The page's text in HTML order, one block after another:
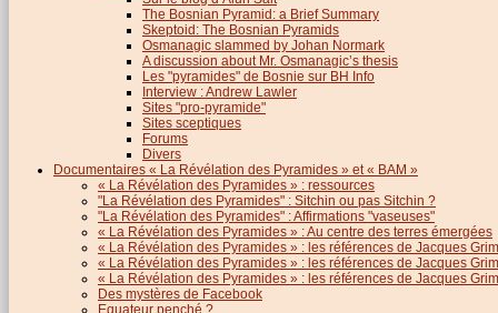
The Bosnian Pyramid: a Brief Summary
Skeptoid: The Bosnian Pyramids
Osmanagic slammed by Johan Normark
A discussion about Mr. Osmanagic’s thesis
Les "pyramides" de Bosnie sur BH Info
Interview : Andrew Lawler
Sites "pro-pyramide"
Sites sceptiques
Forums
Divers
Documentaires « La Révélation des Pyramides » et « BAM »
« La Révélation des Pyramides » : ressources
"La Révélation des Pyramides" : Sitchin ou pas Sitchin ?
"La Révélation des Pyramides" : Affirmations "vaseuses"
« La Révélation des Pyramides » : Au centre des terres émergées
« La Révélation des Pyramides » : les références de Jacques
« La Révélation des Pyramides » : les références de Jacques
« La Révélation des Pyramides » : les références de Jacques
Des mystères de Facebook
Equateur penché ?